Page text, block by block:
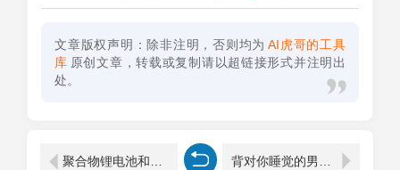
文章版权声明：除非注明，否则均为 AI虎哥的工具
库 原创文章，转载或复制请以超链接形式并注明出
处。
聚合物锂电池和锂电池有什么区别（哪种电池更耐用） 背对你睡觉的男人心态（背对你睡觉的男人心态是什么）